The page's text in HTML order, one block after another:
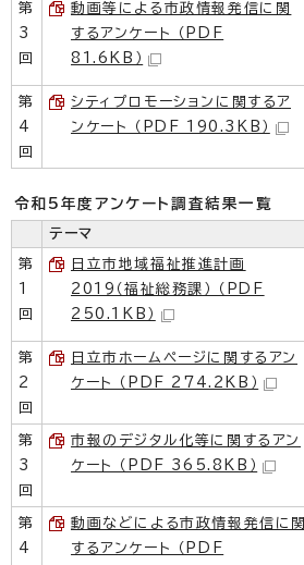
第
3
回
動画等による市政情報発信に関
するアンケート （PDF
81.6KB）
第
4
回
シティプロモーションに関するア
ンケート （PDF 190.3KB）
令和5年度アンケート調査結果一覧
テーマ
第
1
回
日立市地域福祉推進計画
2019（福祉総務課） （PDF
250.1KB）
第
2
回
日立市ホームページに関するアン
ケート （PDF 274.2KB）
第
3
回
市報のデジタル化等に関するアン
ケート （PDF 365.8KB）
第
4
動画などによる市政情報発信に関
するアンケート （PDF